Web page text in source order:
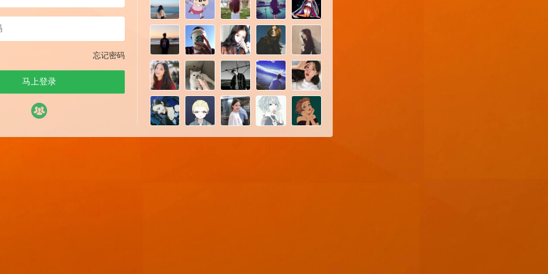
忘记密码
马上登录